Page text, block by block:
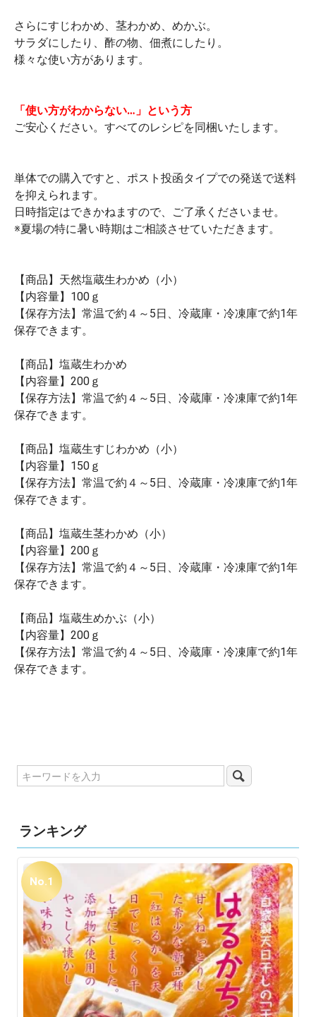
さらにすじわかめ、茎わかめ、めかぶ。
サラダにしたり、酢の物、佃煮にしたり。
様々な使い方があります。
「使い方がわからない…」という方
ご安心ください。すべてのレシピを同梱いたします。
単体での購入ですと、ポスト投函タイプでの発送で送料
を抑えられます。
日時指定はできかねますので、ご了承くださいませ。
※夏場の特に暑い時期はご相談させていただきます。
【商品】天然塩蔵生わかめ（小）
【内容量】100ｇ
【保存方法】常温で約４～5日、冷蔵庫・冷凍庫で約1年
保存できます。
【商品】塩蔵生わかめ
【内容量】200ｇ
【保存方法】常温で約４～5日、冷蔵庫・冷凍庫で約1年
保存できます。
【商品】塩蔵生すじわかめ（小）
【内容量】150ｇ
【保存方法】常温で約４～5日、冷蔵庫・冷凍庫で約1年
保存できます。
【商品】塩蔵生茎わかめ（小）
【内容量】200ｇ
【保存方法】常温で約４～5日、冷蔵庫・冷凍庫で約1年
保存できます。
【商品】塩蔵生めかぶ（小）
【内容量】200ｇ
【保存方法】常温で約４～5日、冷蔵庫・冷凍庫で約1年
保存できます。
ランキング
No.1